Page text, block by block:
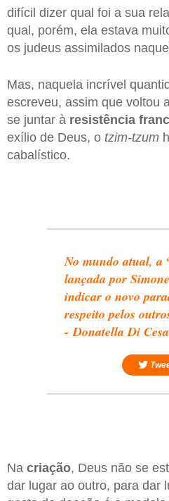
difícil dizer qual foi a sua
qual, porém, ela estava
os judeus assimilados
Mas, naquela incrível
escreveu, assim que voltou a
se juntar à resistência
exílio de Deus, o tzim-tzum
cabalístico.
No mundo atual, a
lançada por
indicar o novo
respeito pelos
- Donatella Di
Na criação, Deus não se
dar lugar ao outro, para dar